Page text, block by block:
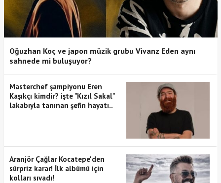
Oğuzhan Koç ve japon müzik grubu Vivanz Eden aynı
sahnede mi buluşuyor?
Masterchef şampiyonu Eren
Kaşıkçı kimdir? işte "Kızıl Sakal"
lakabıyla tanınan şefin hayatı..
Aranjör Çağlar Kocatepe'den
sürpriz karar! İlk albümü için
kolları sıvadı!